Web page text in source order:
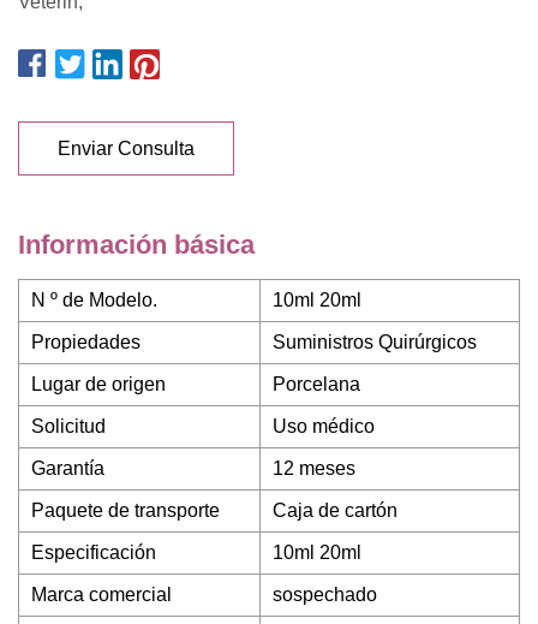
Enviar Consulta
Información básica
N º de Modelo. 10ml 20ml
Propiedades Suministros Quirúrgicos
Lugar de origen Porcelana
Solicitud Uso médico
Garantía 12 meses
Paquete de transporte Caja de cartón
Especificación 10ml 20ml
Marca comercial sospechado